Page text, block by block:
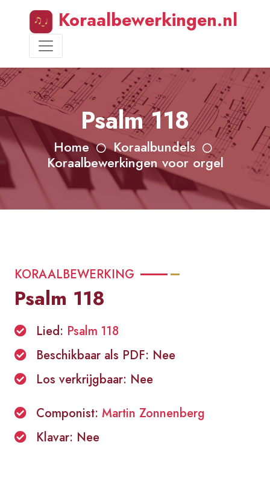
Koraalbewerkingen.nl
Psalm 118
Home
Koraalbundels
Koraalbewerkingen voor orgel
KORAALBEWERKING
Psalm 118
Lied: Psalm 118
Beschikbaar als PDF: Nee
Los verkrijgbaar: Nee
Componist: Martin Zonnenberg
Klavar: Nee